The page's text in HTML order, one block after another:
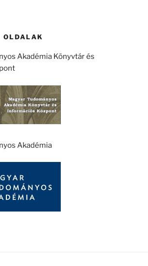
OLDALAK
Akadémia Könyvtár és
Akadémia